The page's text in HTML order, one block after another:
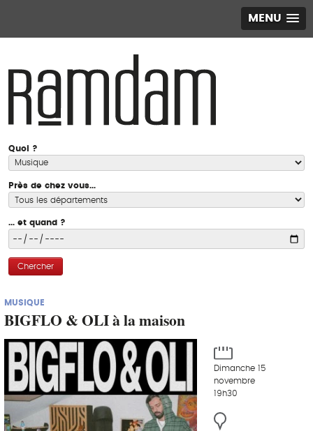
MENU
Quoi ?
Près de chez vous...
... et quand ?
Chercher
MUSIQUE
BIGFLO & OLI à la maison
Dimanche 15
novembre
19h30